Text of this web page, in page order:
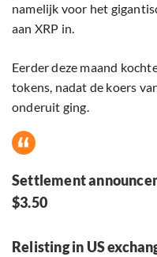
namelijk voor het
aan XRP in.
Eerder deze maand
tokens, nadat de koers
onderuit ging.
Settlement
$3.50
Relisting in US